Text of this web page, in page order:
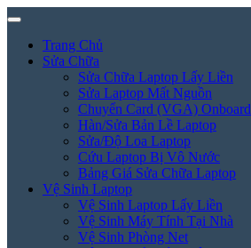
Trang Chủ
Sửa Chữa
Sửa Chữa Laptop Lấy Liền
Sửa Laptop Mất Nguồn
Chuyển Card (VGA) Onboard
Hàn/Sửa Bản Lề Laptop
Sửa/Độ Loa Laptop
Cứu Laptop Bị Vô Nước
Bảng Giá Sửa Chữa Laptop
Vệ Sinh Laptop
Vệ Sinh Laptop Lấy Liền
Vệ Sinh Máy Tính Tại Nhà
Vệ Sinh Phòng Net